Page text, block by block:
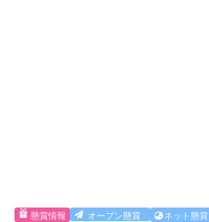
懸賞情報 オープン懸賞 ネット懸賞